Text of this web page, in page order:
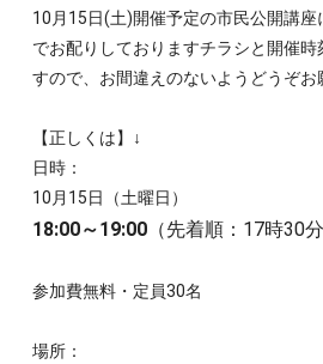
10月15日(土)開催予定の市民公開講
でお配りしておりますチラシと開催時
すので、お間違えのないようどうぞお
【正しくは】↓
日時：
10月15日（土曜日）
18:00～19:00（先着順：17時30分
参加費無料・定員30名
場所：